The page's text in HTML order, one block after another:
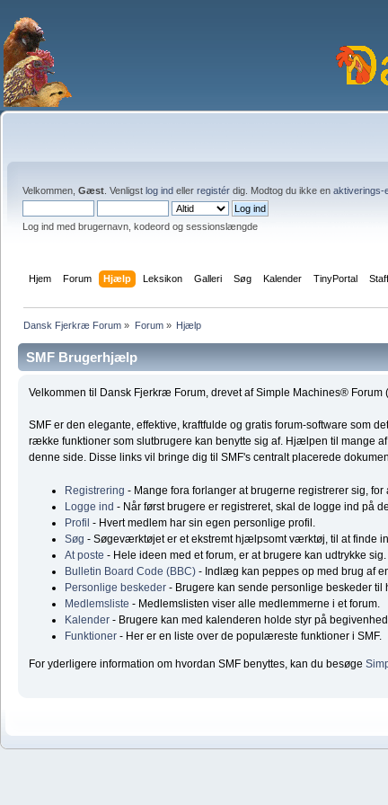
Velkommen, Gæst . Venligst log ind eller registér dig. Modtog du ikke en aktiverings-
Log ind med brugernavn, kodeord og sessionslængde
Hjem Forum Hjælp Leksikon Galleri Søg Kalender TinyPortal
Dansk Fjerkræ Forum » Forum» Hjælp
SMF Brugerhjælp
Velkommen til Dansk Fjerkræ Forum, drevet af Simple Machines® Forum
SMF er den elegante, effektive, kraftfulde og gratis forum-software som
række funktioner som slutbrugere kan benytte sig af. Hjælpen til mange
denne side. Disse links vil bringe dig til SMF's centralt placerede
Registrering - Mange fora forlanger at brugerne registrerer sig, for
Logge ind - Når først brugere er registreret, skal de logge ind på
Profil - Hvert medlem har sin egen personlige profil.
Søg - Søgeværktøjet er et ekstremt hjælpsomt værktøj, til at finde
At poste - Hele ideen med et forum, er at brugere kan udtrykke sig.
Bulletin Board Code (BBC) - Indlæg kan peppes op med brug af
Personlige beskeder - Brugere kan sende personlige beskeder til
Medlemsliste - Medlemslisten viser alle medlemmerne i et forum.
Kalender - Brugere kan med kalenderen holde styr på
Funktioner - Her er en liste over de populæreste funktioner i SMF.
For yderligere information om hvordan SMF benyttes, kan du besøge